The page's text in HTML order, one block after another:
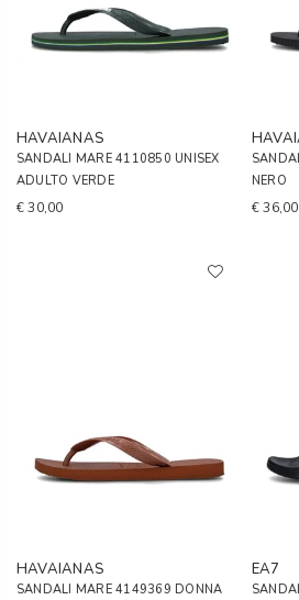
HAVAIANAS
SANDALI MARE 4110850 UNISEX
ADULTO VERDE
€ 30,00
NERO
€ 36,00
HAVAIANAS
SANDALI MARE 4149369 DONNA
EA7